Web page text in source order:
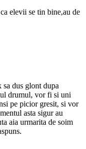
elevii se tin bine,au de
sa dus glont dupa
drumul, vor fi si uni
pe picior gresit, si vor
asta sigur au
aia urmarita de soim